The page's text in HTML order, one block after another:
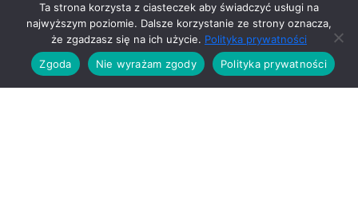
Social Media
Ta strona korzysta z ciasteczek aby świadczyć usługi na
najwyższym poziomie. Dalsze korzystanie ze strony oznacza,
że zgadzasz się na ich użycie. Polityka prywatności
Zgoda
Nie wyrażam zgody Polityka prywatności